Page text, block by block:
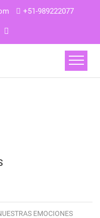
+51-989222077
EMOCIONES